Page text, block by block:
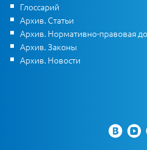
Глоссарий
Архив. Статьи
Архив. Нормативно-правовая
Архив. Законы
Архив. Новости